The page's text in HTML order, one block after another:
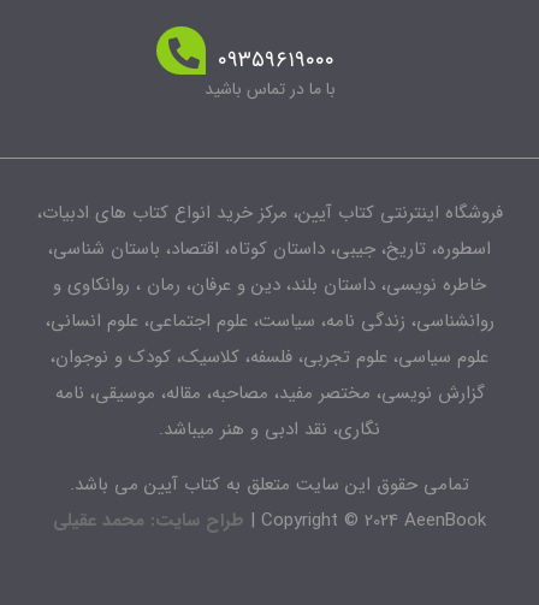
۰۹۳۵۹۶۱۹۰۰۰
با ما در تماس باشید
اینترنتی کتاب آیین، مرکز خرید انواع کتاب های ادبیات،
تاریخ، جیبی، داستان کوتاه، اقتصاد، باستان شناسی،
نویسی، داستان بلند، دین و عرفان، رمان ، روانکاوی و
زندگی نامه، سیاست، علوم اجتماعی، علوم انسانی،
سیاسی، علوم تجربی، فلسفه، کلاسیک، کودک و نوجوان،
نویسی، مختصر مفید، مصاحبه، مقاله، موسیقی، نامه
نگاری، نقد ادبی و هنر میباشد.
تمامی حقوق این سایت متعلق به کتاب آیین می باشد.
Copyright © 2024 AeenBook طراح سایت: محمد عقیلی